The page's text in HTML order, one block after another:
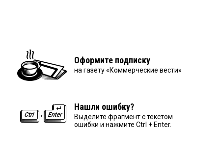
Оформите подписку
на газету «Коммерческие вести»
Нашли ошибку?
Выделите фрагмент с текстом
ошибки и нажмите Ctrl + Enter.